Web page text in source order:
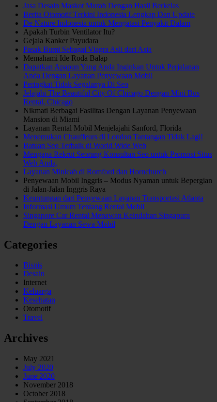
Jasa Desain Maskot Murah Dengan Hasil Berkelas
Berita Otomotif Terkini Indonesia Lengkap Dan Update
De Nature Indonesia untuk Mengatasi Penyakit Dalam
Apakah Turbin Ventilator Itu?
Gejala Kanker Payudara
Pasak Bumi Sebagai Viagra Asli dari Asia
Memahami Ide Roda Balap
Dapatkan Apapun Yang Anda Inginkan Untuk Perjalanan
Anda Dengan Layanan Penyewaan Mobil
Peringkat Tidak Segalanya Di Seo
Jelajahi The Beautiful City Of Chicago Dengan Mini Bus
Rental, Chicago
Nikmati Berbagai Fasilitas Dengan Layanan Penyewaan
Mansion di Miami
Layanan Rental Mobil Menjelajahi Sanford, Florida
Menemukan Chauffeurs di London Tantangan Tidak Lagi!
Batuan Seo Terbaik di World Wide Web
Mengapa Rekrut Seorang Konsultan Seo untuk Promosi Situs
Web Anda,
Layanan Minicab di Romford dan Hornchurch
Penyewaan Mobil Inggris – Modus Nyaman untuk Bepergian
di Jalan-Jalan Inggris Raya
Keuntungan dari Penyewaan Layanan Transportasi Atlanta
Informasi Umum Tentang Rental Mobil
Singapore Car Rental Menawan Keindahan Singapura
Dengan Layanan Sewa Mobil
Categories
Bisnis
Desain
Internet
Keluarga
Kesehatan
Otomotif
Travel
Archives
May 2021
July 2020
June 2020
November 2018
October 2018